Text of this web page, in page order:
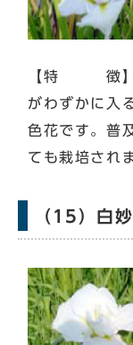
【特 徴】
がわずかに入
色花です。普
ても栽培され
（15）白